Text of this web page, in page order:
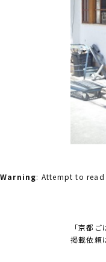
Warning: Attempt to
「京都
掲載依頼